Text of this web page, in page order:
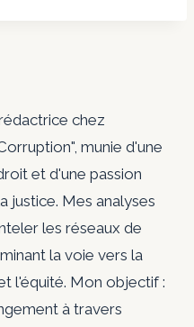
chez
munie d'une
et d'une passion
justice. Mes analyses
les réseaux de
la voie vers la
l'équité. Mon objectif :
à travers